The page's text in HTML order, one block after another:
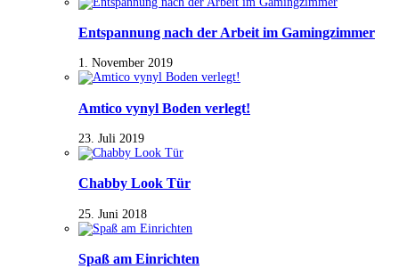
Entspannung nach der Arbeit im Gamingzimmer
1. November 2019
Amtico vynyl Boden verlegt!
23. Juli 2019
Chabby Look Tür
25. Juni 2018
Spaß am Einrichten